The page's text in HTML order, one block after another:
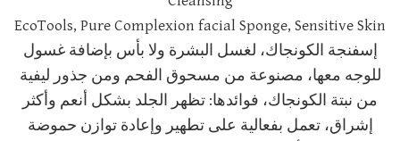
EcoTools, Pure Complexion facial Sponge, Sensitive Skin
إسفنجة الكونجاك، لغسل البشرة ولا بأس بإضافة غسول
للوجه معها، مصنوعة من مسحوق الفحم ومن جذور ليفية
من نبتة الكونجاك، فوائدها: تظهر الجلد بشكل أنعم وأكثر
إشراق، تعمل بفعالية على تطهير وإعادة توازن حموضة